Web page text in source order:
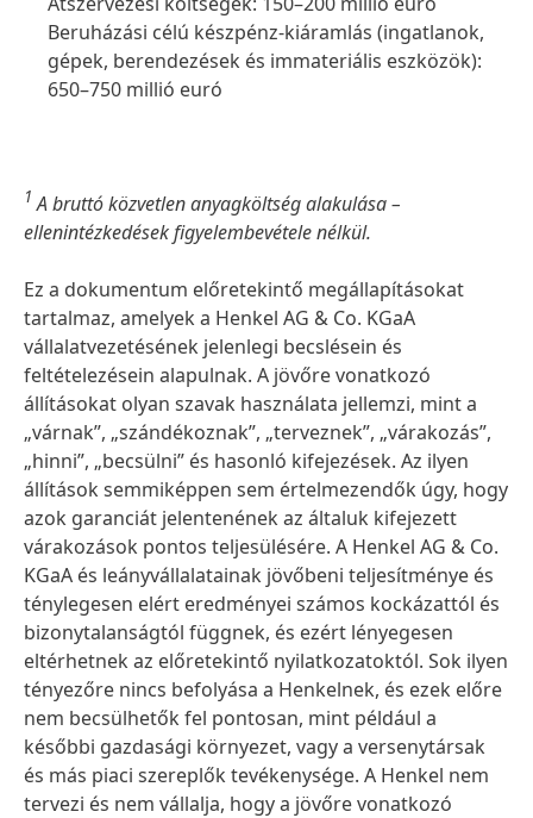
Beruházási célú készpénz-kiáramlás (ingatlanok,
gépek, berendezések és immateriális eszközök):
650–750 millió euró
1 A bruttó közvetlen anyagköltség alakulása –
ellenintézkedések figyelembevétele nélkül.
Ez a dokumentum előretekintő megállapításokat
tartalmaz, amelyek a Henkel AG & Co. KGaA
vállalatvezetésének jelenlegi becslésein és
feltételezésein alapulnak. A jövőre vonatkozó
állításokat olyan szavak használata jellemzi, mint a
„várnak”, „szándékoznak”, „terveznek”, „várakozás”,
„hinni”, „becsülni” és hasonló kifejezések. Az ilyen
állítások semmiképpen sem értelmezendők úgy, hogy
azok garanciát jelentenének az általuk kifejezett
várakozások pontos teljesülésére. A Henkel AG & Co.
KGaA és leányvállalatainak jövőbeni teljesítménye és
ténylegesen elért eredményei számos kockázattól és
bizonytalanságtól függnek, és ezért lényegesen
eltérhetnek az előretekintő nyilatkozatoktól. Sok ilyen
tényezőre nincs befolyása a Henkelnek, és ezek előre
nem becsülhetők fel pontosan, mint például a
későbbi gazdasági környezet, vagy a versenytársak
és más piaci szereplők tevékenysége. A Henkel nem
tervezi és nem vállalja, hogy a jövőre vonatkozó